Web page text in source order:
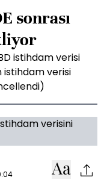
sonrası
istihdam verisi
istihdam verisi